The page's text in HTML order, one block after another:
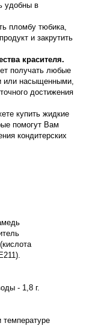
удобны в
пломбу тюбика,
и закрутить
красителя.
получать любые
или насыщенными,
достижения
купить жидкие
помогут Вам
кондитерских
- 1,8 г.